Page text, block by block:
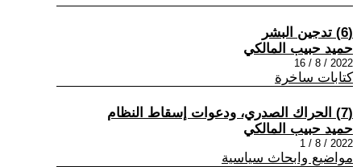
(6) تدجين البشر
حميد حبيب المالكي
2022 / 8 / 16
كتابات ساخرة
(7) الحراك الصدري، ودعوات إسقاط النظام
حميد حبيب المالكي
2022 / 8 / 1
مواضيع وابحاث سياسية